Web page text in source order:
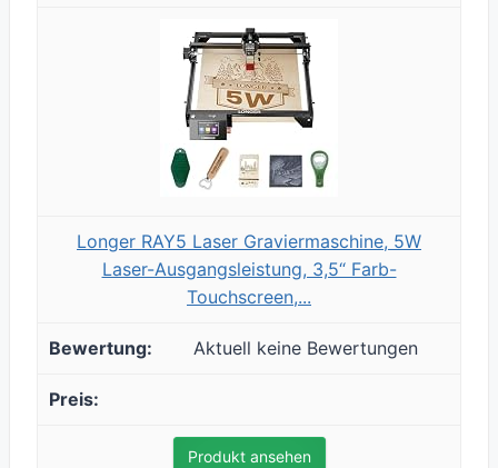
Longer RAY5 Laser Graviermaschine, 5W
Laser-Ausgangsleistung, 3,5“ Farb-
Touchscreen,...
Aktuell keine Bewertungen
Produkt ansehen